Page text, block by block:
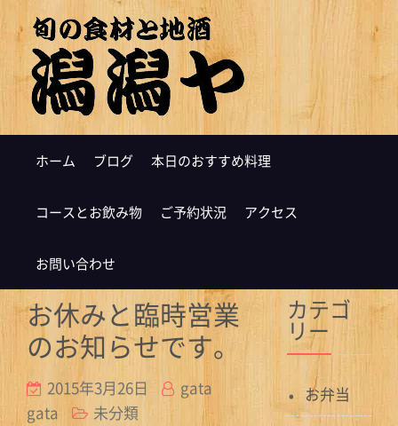
ホーム ブログ 本日のおすすめ料理
コースとお飲み物 ご予約状況 アクセス
お問い合わせ
お休みと臨時営業
のお知らせです。
2015年3月26日
gata
gata
未分類
カテゴ
リー
お弁当